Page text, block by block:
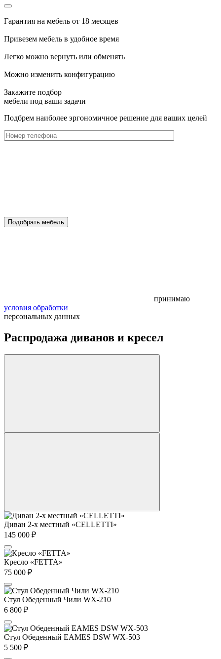
Гарантия на мебель от 18 месяцев
Привезем мебель в удобное время
Легко можно вернуть или обменять
Можно изменить конфигурацию
Закажите подбор
мебели под ваши задачи
Подбрем наиболее эргономичное решение для ваших целей
Подобрать мебель
принимаю
условия обработки
персональных данных
Распродажа диванов и кресел
Диван 2-х местный «CELLETTI»
145 000 ₽
Кресло «FETTA»
75 000 ₽
Стул Обеденный Чили WX-210
6 800 ₽
Стул Обеденный EAMES DSW WX-503
5 500 ₽